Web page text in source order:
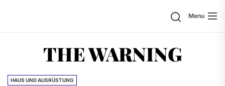
the
SearchMenu
THE WARNING
HAUS UND AUSRÜSTUNG